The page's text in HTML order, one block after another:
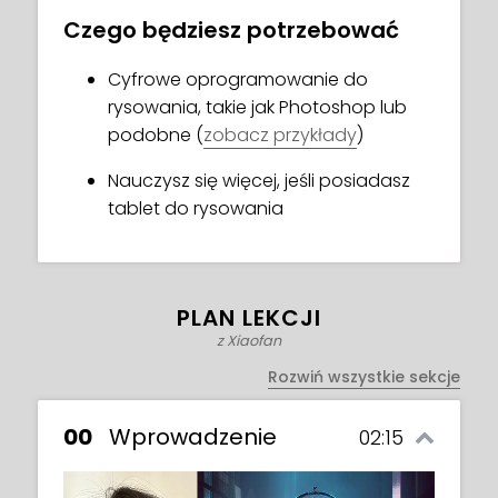
Dzięki umiejętnościom, które zdobędziesz
na tym kursie, przenikną one do
rzeczywistości na twoim płótnie i zadziwią
świat! Zapisz się teraz!
Czego będziesz potrzebować
Cyfrowe oprogramowanie do
rysowania, takie jak Photoshop lub
podobne (zobacz przykłady)
Nauczysz się więcej, jeśli posiadasz
tablet do rysowania
PLAN LEKCJI
z Xiaofan
Rozwiń wszystkie sekcje
00 Wprowadzenie 02:15